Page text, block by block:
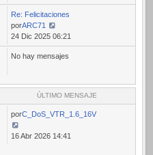
último
mensaje
Re: Felicitaciones
porARC71
Ver
último
mensaje
24 Dic 2025 06:21
No hay mensajes
ÚLTIMO MENSAJE
porC_DoS_VTR_1.6_16V
16 Abr 2026 14:41